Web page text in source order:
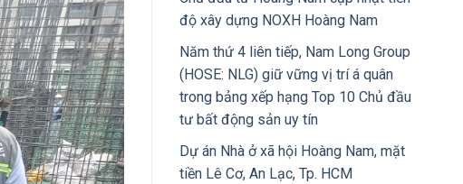
độ xây dựng NOXH Hoàng Nam
Năm thứ 4 liên tiếp, Nam Long Group
(HOSE: NLG) giữ vững vị trí á quân
trong bảng xếp hạng Top 10 Chủ đầu
tư bất động sản uy tín
Dự án Nhà ở xã hội Hoàng Nam, mặt
tiền Lê Cơ, An Lạc, Tp. HCM